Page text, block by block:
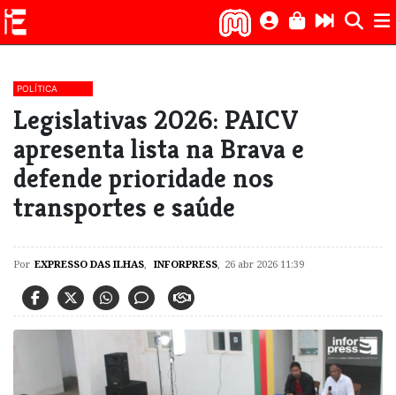
POLÍTICA
Legislativas 2026: PAICV
apresenta lista na Brava e
defende prioridade nos
transportes e saúde
Por EXPRESSO DAS ILHAS, INFORPRESS, 26 abr 2026 11:39